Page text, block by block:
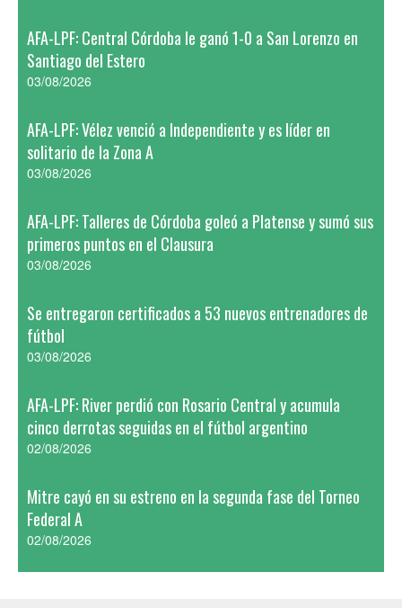
AFA-LPF: Central Córdoba le ganó 1-0 a San Lorenzo en
Santiago del Estero
03/08/2026
AFA-LPF: Vélez venció a Independiente y es líder en
solitario de la Zona A
03/08/2026
AFA-LPF: Talleres de Córdoba goleó a Platense y sumó sus
primeros puntos en el Clausura
03/08/2026
Se entregaron certificados a 53 nuevos entrenadores de
fútbol
03/08/2026
AFA-LPF: River perdió con Rosario Central y acumula
cinco derrotas seguidas en el fútbol argentino
02/08/2026
Mitre cayó en su estreno en la segunda fase del Torneo
Federal A
02/08/2026